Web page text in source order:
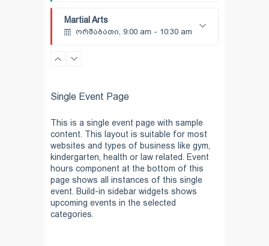
Emma Brown
Martial Arts
ორშაბათი, 9:00 am - 10:30 am
Room:
Power Fitness
Instructor:M. Moreau
Room:
ორშაბათი, 11:00 am - 1:00 pm
Boxing class
Robert Bandana
Body Works
ორშაბათი, 1:00 pm - 2:00 pm
Instructor: K. Nomak
Room:305A
Level:All Levels
CrossFit
ორშაბათი, 3:00 pm - 4:00 pm
Single Event Page
This is a single event page with sample
content. This layout is suitable for most
websites and types of business like gym,
kindergarten, health or law related. Event
hours component at the bottom of this
page shows all instances of this single
event. Build-in sidebar widgets shows
upcoming events in the selected
categories.